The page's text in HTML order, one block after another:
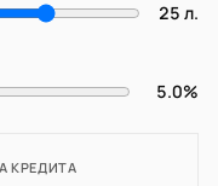
25 л.
5.0%
КРЕДИТА